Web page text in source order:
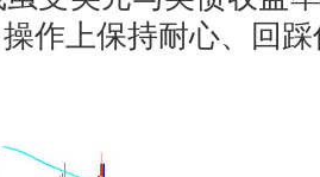
作上保持耐心、回